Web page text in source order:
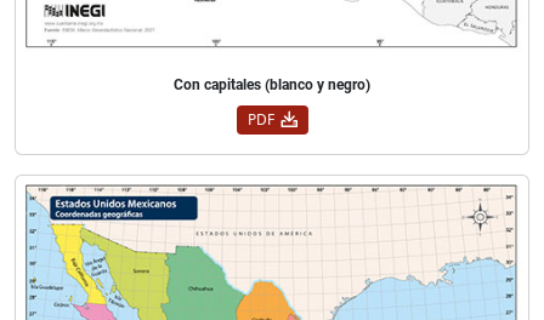
Con capitales (blanco y negro)
PDF